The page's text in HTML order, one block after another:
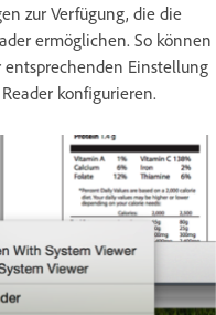
zur Verfügung, die die
ermöglichen. So können
Einstellung
konfigurieren.